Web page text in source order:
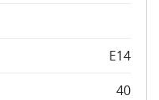
E14
40